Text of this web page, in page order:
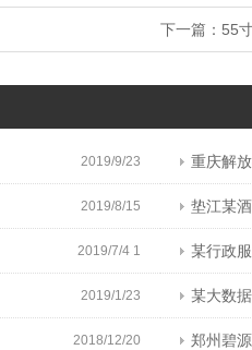
下一篇： 55
2019/9/23 重庆解
2019/8/15 垫江某
2019/7/4 1 某行政
2019/1/23 某大数
2018/12/20 郑州碧